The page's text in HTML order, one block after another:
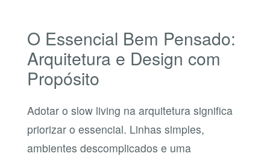
O Essencial Bem Pensado:
Arquitetura e Design com
Propósito
Adotar o slow living na arquitetura significa
priorizar o essencial. Linhas simples,
ambientes descomplicados e uma